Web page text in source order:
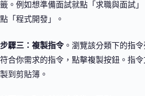
籤。例如想準備面試就點「求職與面試
點「程式開發」。
步驟三：複製指令 。瀏覽該分類下的指
符合你需求的指令，點擊複製按鈕。指
製到剪貼簿。